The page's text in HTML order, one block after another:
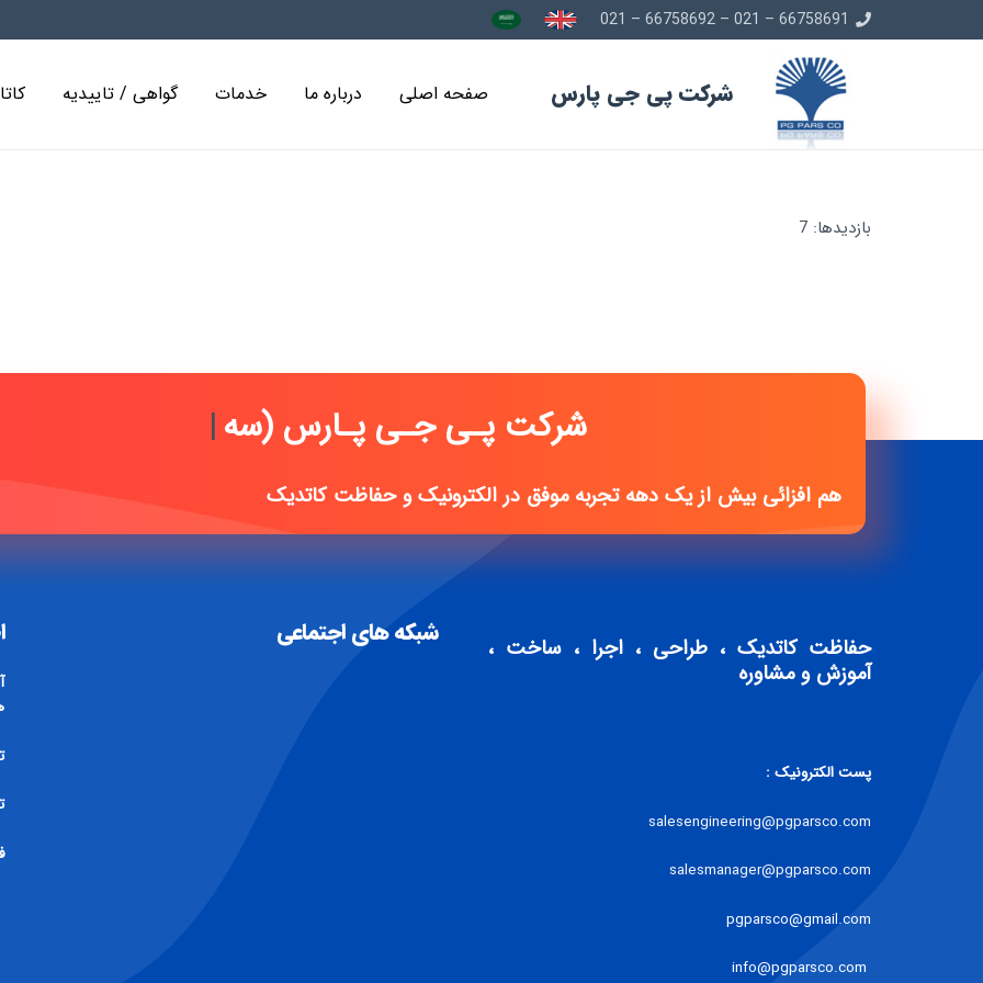
66758691 – 021 – 66758692 – 021
شرکت پی جی پارس صفحه اصلی درباره ما خدمات گواهی / تاییدیه
بازدیدها: 7
شرکت پـی جـی پـ |
هم افزائی بیش از یک دهه تجربه موفق در الکترونیک و حفاظت کاتدیک
حفاظت کاتدیک ، طراحی ، اجرا ، ساخت ،
آموزش و مشاوره
پست الکترونیک :
salesengineering@pgparsco.com
salesmanager@pgparsco.com
pgparsco@gmail.com
شبکه های اجتماعی